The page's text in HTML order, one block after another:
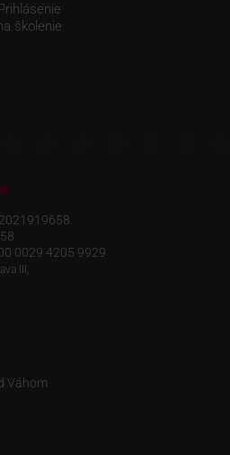
školenie
0029 4205 9929
III,
Váhom